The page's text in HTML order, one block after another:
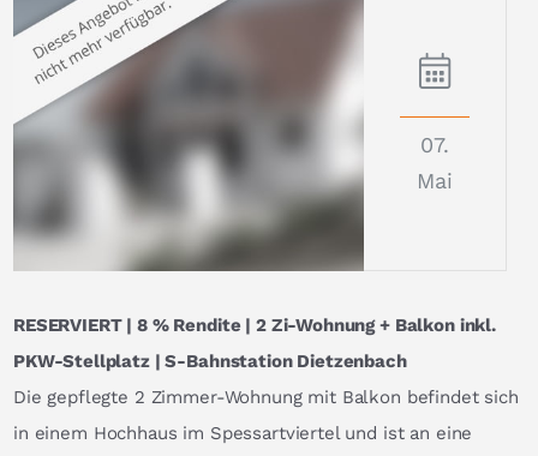
07.
Mai
RESERVIERT | 8 % Rendite | 2 Zi-Wohnung + Balkon inkl.
PKW-Stellplatz | S-Bahnstation Dietzenbach
Die gepflegte 2 Zimmer-Wohnung mit Balkon befindet sich
in einem Hochhaus im Spessartviertel und ist an eine